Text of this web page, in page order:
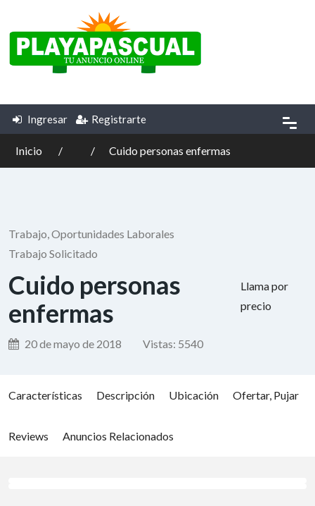
Ingresar Registrarte
Inicio Cuido personas enfermas
Trabajo, Oportunidades Laborales
Trabajo Solicitado
Cuido personas
enfermas
20 de mayo de 2018 Vistas: 5540
Llama por
precio
Características Descripción Ubicación Ofertar, Pujar
Reviews Anuncios Relacionados